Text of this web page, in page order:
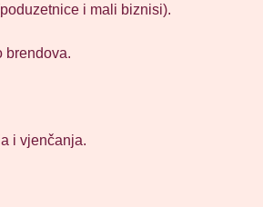
i mali biznisi).
brendova.
i vjenčanja.